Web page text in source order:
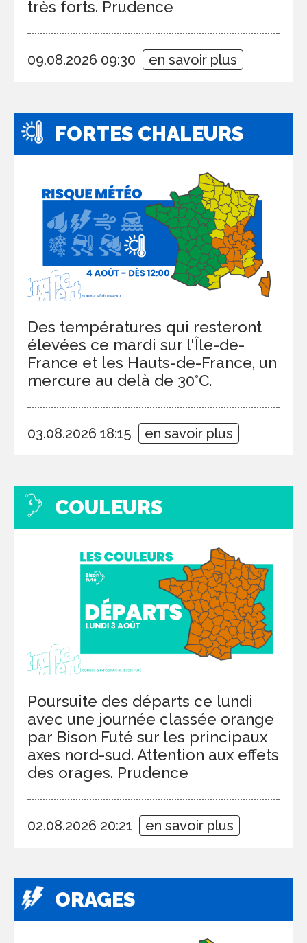
très forts. Prudence
09.08.2026 09:30 en savoir plus
FORTES CHALEURS
Des températures qui resteront
élevées ce mardi sur l'Île-de-
France et les Hauts-de-France, un
mercure au delà de 30°C.
03.08.2026 18:15 en savoir plus
COULEURS
Poursuite des départs ce lundi
avec une journée classée orange
par Bison Futé sur les principaux
axes nord-sud. Attention aux effets
des orages. Prudence
02.08.2026 20:21 en savoir plus
ORAGES